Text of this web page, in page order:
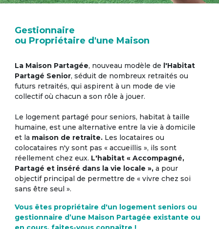
Gestionnaire
ou Propriétaire d'une Maison
La Maison Partagée, nouveau modèle de l'Habitat
Partagé Senior, séduit de nombreux retraités ou
futurs retraités, qui aspirent à un mode de vie
collectif où chacun a son rôle à jouer.
Le logement partagé pour seniors, habitat à taille
humaine, est une alternative entre la vie à domicile
et la maison de retraite. Les locataires ou
colocataires n'y sont pas « accueillis », ils sont
réellement chez eux. L'habitat « Accompagné,
Partagé et inséré dans la vie locale », a pour
objectif principal de permettre de « vivre chez soi
sans être seul ».
Vous êtes propriétaire d'un logement seniors ou
gestionnaire d’une Maison Partagée existante ou